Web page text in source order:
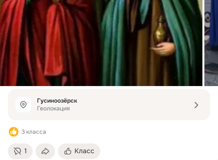
Гусиноозёрск
Геолокация
3 класса
1 Класс